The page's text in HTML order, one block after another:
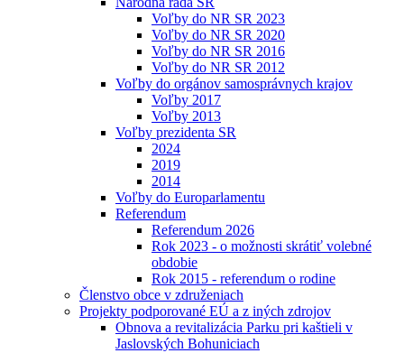
Voľby do NR SR 2023
Voľby do NR SR 2020
Voľby do NR SR 2016
Voľby do NR SR 2012
Voľby do orgánov samosprávnych krajov
Voľby 2017
Voľby 2013
Voľby prezidenta SR
2024
2019
2014
Voľby do Europarlamentu
Referendum
Referendum 2026
Rok 2023 - o možnosti skrátiť volebné
obdobie
Rok 2015 - referendum o rodine
Členstvo obce v združeniach
Projekty podporované EÚ a z iných zdrojov
Obnova a revitalizácia Parku pri kaštieli v
Jaslovských Bohuniciach